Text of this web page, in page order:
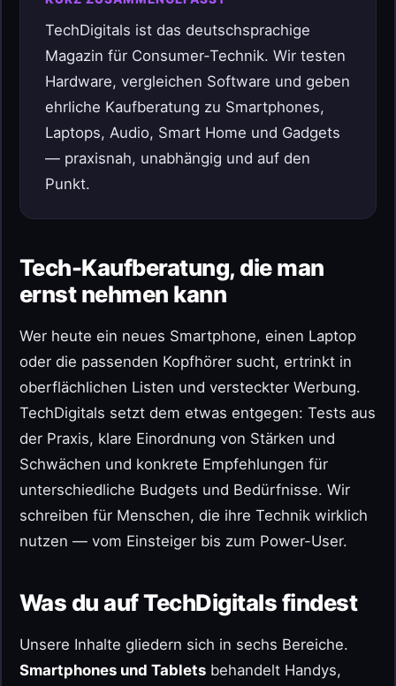
TechDigitals ist das deutschsprachige
Magazin für Consumer-Technik. Wir testen
Hardware, vergleichen Software und geben
ehrliche Kaufberatung zu Smartphones,
Laptops, Audio, Smart Home und Gadgets
— praxisnah, unabhängig und auf den
Punkt.
Tech-Kaufberatung, die man
ernst nehmen kann
Wer heute ein neues Smartphone, einen Laptop
oder die passenden Kopfhörer sucht, ertrinkt in
oberflächlichen Listen und versteckter Werbung.
TechDigitals setzt dem etwas entgegen: Tests aus
der Praxis, klare Einordnung von Stärken und
Schwächen und konkrete Empfehlungen für
unterschiedliche Budgets und Bedürfnisse. Wir
schreiben für Menschen, die ihre Technik wirklich
nutzen — vom Einsteiger bis zum Power-User.
Was du auf TechDigitals findest
Unsere Inhalte gliedern sich in sechs Bereiche.
Smartphones und Tablets behandelt Handys,